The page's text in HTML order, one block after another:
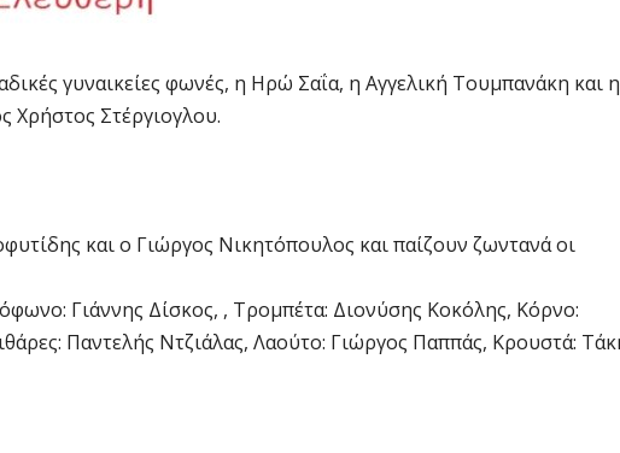
γυναικείες φωνές, η Ηρώ Σαΐα, η Αγγελική Τουμπανάκη και η
Χρήστος Στέργιογλου.
και ο Γιώργος Νικητόπουλος και παίζουν ζωντανά οι
Γιάννης Δίσκος, , Τρομπέτα: Διονύσης Κοκόλης, Κόρνο:
Παντελής Ντζιάλας, Λαούτο: Γιώργος Παππάς, Κρουστά: